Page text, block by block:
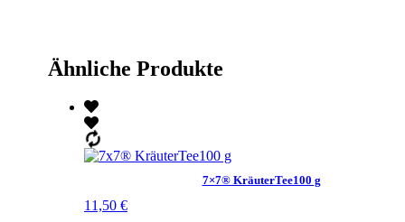
Ähnliche Produkte
7×7® KräuterTee100 g
11,50 €